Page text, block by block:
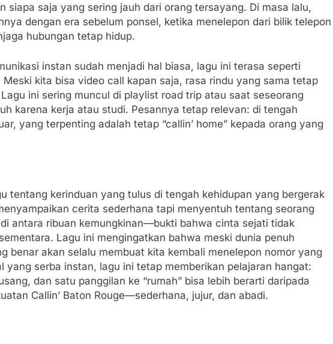
siapa saja yang sering jauh dari orang tersayang. Di masa lalu,
dengan era sebelum ponsel, ketika menelepon dari bilik telepon
hubungan tetap hidup.
instan sudah menjadi hal biasa, lagu ini terasa seperti
kita bisa video call kapan saja, rasa rindu yang sama tetap
ini sering muncul di playlist road trip atau saat seseorang
karena kerja atau studi. Pesannya tetap relevan: di tengah
yang terpenting adalah tetap “callin’ home” kepada orang yang
tentang kerinduan yang tulus di tengah kehidupan yang bergerak
cerita sederhana tapi menyentuh tentang seorang
antara ribuan kemungkinan—bukti bahwa cinta sejati tidak
Lagu ini mengingatkan bahwa meski dunia penuh
benar akan selalu membuat kita kembali menelepon nomor yang
yang serba instan, lagu ini tetap memberikan pelajaran hangat:
dan satu panggilan ke “rumah” bisa lebih berarti daripada
Callin’ Baton Rouge—sederhana, jujur, dan abadi.